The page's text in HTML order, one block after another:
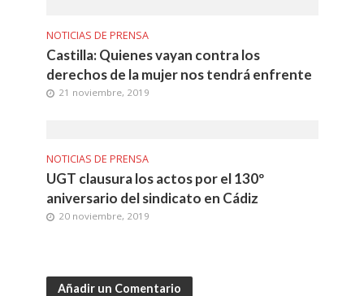
NOTICIAS DE PRENSA
Castilla: Quienes vayan contra los
derechos de la mujer nos tendrá enfrente
21 noviembre, 2019
NOTICIAS DE PRENSA
UGT clausura los actos por el 130º
aniversario del sindicato en Cádiz
20 noviembre, 2019
Añadir un Comentario